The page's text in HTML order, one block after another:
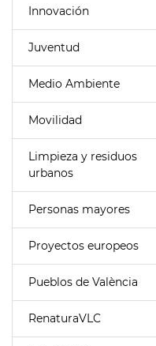
Innovación
Juventud
Medio Ambiente
Movilidad
Limpieza y residuos
urbanos
Personas mayores
Proyectos europeos
Pueblos de València
RenaturaVLC